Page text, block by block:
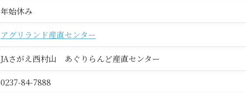
年始休み
アグリランド産直センター
JAさがえ西村山 あぐりらんど産直センター
0237-84-7888